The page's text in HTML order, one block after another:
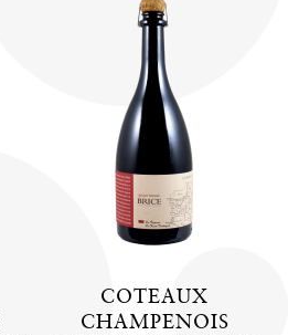
COTEAUX
CHAMPENOIS